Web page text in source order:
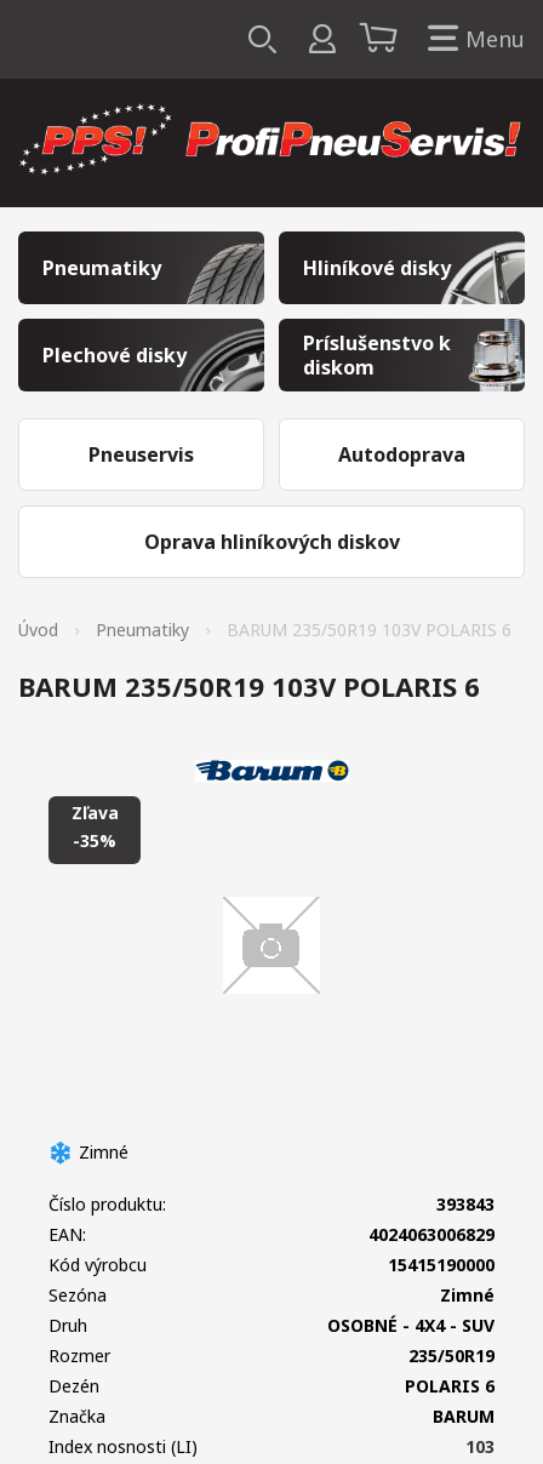
Menu
Pneumatiky Hliníkové disky
Plechové disky
Príslušenstvo k
diskom
Pneuservis
Oprava hliníkových diskov
Autodoprava
Úvod Pneumatiky BARUM 235/50R19 103V POLARIS 6
BARUM 235/50R19 103V POLARIS 6
Zľava
-35%
Zimné
Číslo produktu:
393843
EAN:
4024063006829
Kód výrobcu
15415190000
Sezóna
Zimné
Druh
OSOBNÉ - 4X4 - SUV
Rozmer
235/50R19
Dezén
POLARIS 6
Značka
BARUM
Index nosnosti (LI)
103